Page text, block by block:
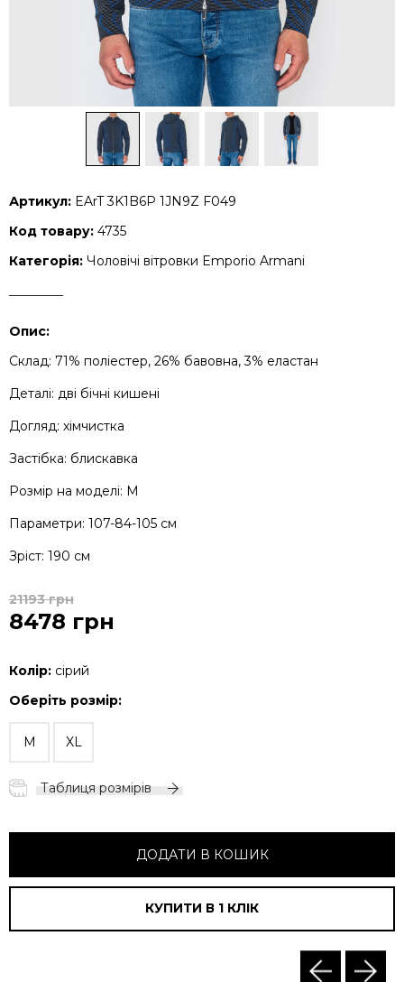
Артикул: EArT 3K1B6P 1JN9Z F049
Код товару: 4735
Категорія: Чоловічі вітровки Emporio Armani
Опис:
Склад: 71% поліестер, 26% бавовна, 3% еластан
Деталі: дві бічні кишені
Догляд: хімчистка
Застібка: блискавка
Розмір на моделі: М
Параметри: 107-84-105 см
Зріст: 190 см
21193 грн
8478 грн
Колір: сірий
Оберіть розмір:
M XL
Таблиця розмірів
ДОДАТИ В КОШИК
КУПИТИ В 1 КЛIК